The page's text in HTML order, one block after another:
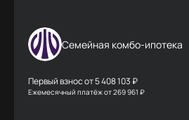
Семейная комбо-ипотека
Первый взнос от5 408 103 ₽
Ежемесячный платёжот269 961 ₽